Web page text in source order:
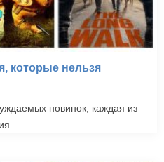
которые нельзя
новинок, каждая из